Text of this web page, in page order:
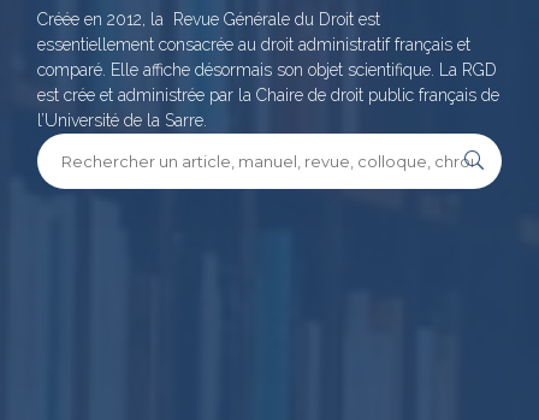
Créée en 2012, la Revue Générale du Droit est
essentiellement consacrée au droit administratif français et
comparé. Elle affiche désormais son objet scientifique. La RGD
est crée et administrée par la Chaire de droit public français de
l’Université de la Sarre.